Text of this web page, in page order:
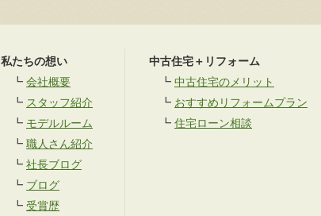
私たちの想い
┗ 会社概要
┗ スタッフ紹介
┗ モデルルーム
┗ 職人さん紹介
┗ 社長ブログ
┗ ブログ
┗ 受賞歴
中古住宅＋リフォーム
┗ 中古住宅のメリット
┗ おすすめリフォームプラン
┗ 住宅ローン相談